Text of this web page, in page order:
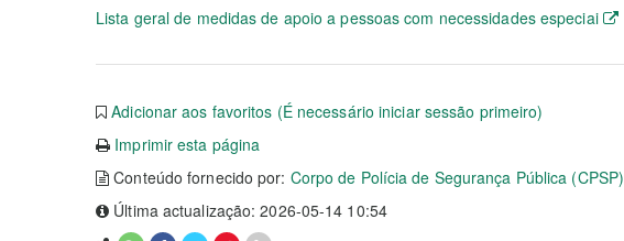
Lista geral de medidas de apoio a pessoas com necessidades especiai
Adicionar aos favoritos (É necessário iniciar sessão primeiro)
Imprimir esta página
Conteúdo fornecido por: Corpo de Polícia de Segurança Pública (CPSP)
Última actualização: 2026-05-14 10:54